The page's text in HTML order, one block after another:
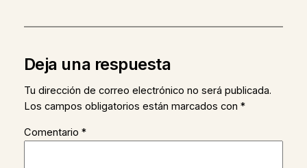
Deja una respuesta
Tu dirección de correo electrónico no será publicada.
Los campos obligatorios están marcados con *
Comentario *